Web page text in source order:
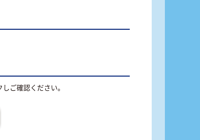
ご確認ください。